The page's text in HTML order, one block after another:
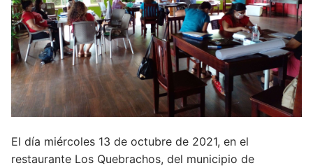
El día miércoles 13 de octubre de 2021, en el
restaurante Los Quebrachos, del municipio de